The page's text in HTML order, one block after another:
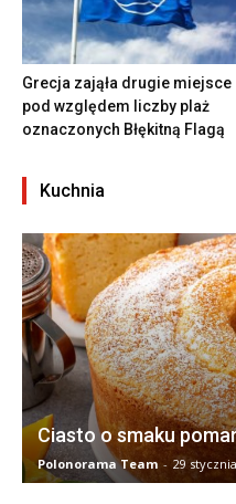
Grecja zająła drugie miejsce
pod względem liczby plaż
oznaczonych Błękitną Flagą
Kuchnia
Ciasto o smaku
Polonorama Team - 29